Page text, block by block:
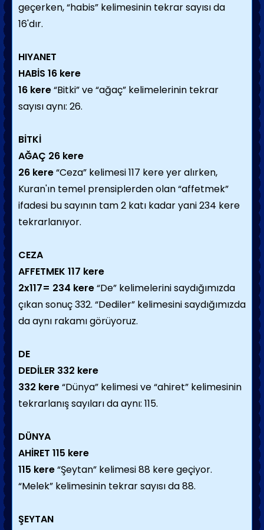
geçerken, “habis” kelimesinin tekrar sayısı da
16'dır.
HIYANET
HABİS 16 kere
16 kere“Bitki” ve “ağaç” kelimelerinin tekrar
sayısı aynı: 26.
BİTKİ
AĞAÇ 26 kere
26 kere“Ceza” kelimesi 117 kere yer alırken,
Kuran'ın temel prensiplerden olan “affetmek”
ifadesi bu sayının tam 2 katı kadar yani 234 kere
tekrarlanıyor.
CEZA
AFFETMEK 117 kere
2x117= 234 kere“De” kelimelerini saydığımızda
çıkan sonuç 332. “Dediler” kelimesini saydığımızda
da aynı rakamı görüyoruz.
DE
DEDİLER 332 kere
332 kere“Dünya” kelimesi ve “ahiret” kelimesinin
tekrarlanış sayıları da aynı: 115.
DÜNYA
AHİRET 115 kere
115 kere“Şeytan” kelimesi 88 kere geçiyor.
“Melek” kelimesinin tekrar sayısı da 88.
ŞEYTAN